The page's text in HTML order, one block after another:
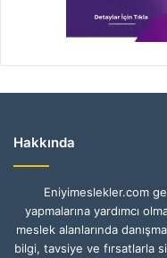
Hakkında
Eniyimeslekler.com
yapmalarına yardımcı
meslek alanlarında
bilgi, tavsiye ve fırsatlarla